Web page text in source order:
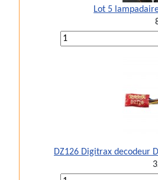
Lot 5
DZ126 Digitrax decodeur